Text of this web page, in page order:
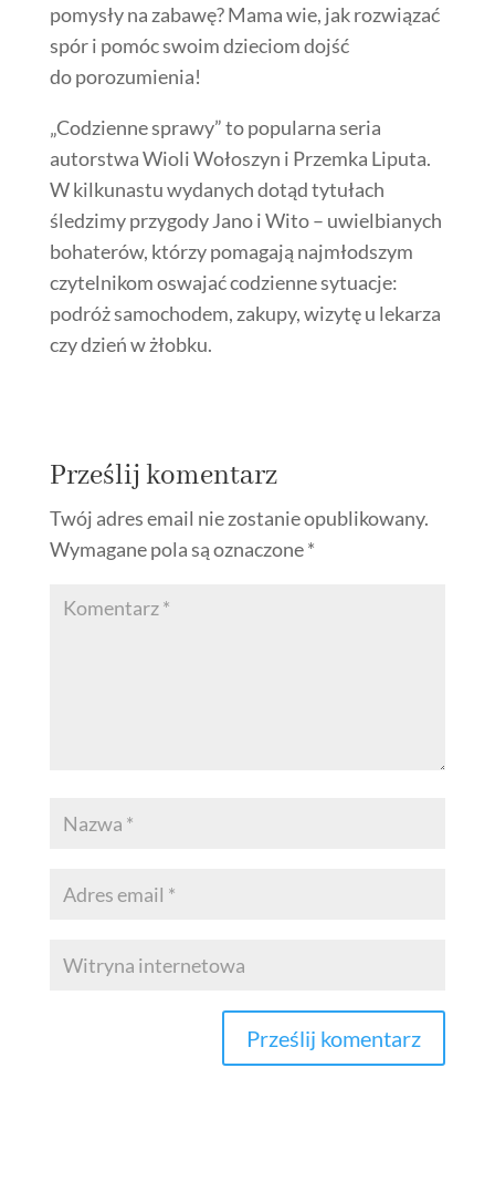
pomysły na zabawę? Mama wie, jak rozwiązać
spór i pomóc swoim dzieciom dojść
do porozumienia!
„Codzienne sprawy” to popularna seria
autorstwa Wioli Wołoszyn i Przemka Liputa.
W kilkunastu wydanych dotąd tytułach
śledzimy przygody Jano i Wito – uwielbianych
bohaterów, którzy pomagają najmłodszym
czytelnikom oswajać codzienne sytuacje:
podróż samochodem, zakupy, wizytę u lekarza
czy dzień w żłobku.
Prześlij komentarz
Twój adres email nie zostanie opublikowany.
Wymagane pola są oznaczone*